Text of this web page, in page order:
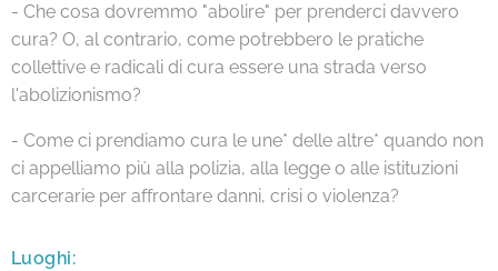
- Che cosa dovremmo "abolire" per prenderci davvero
cura? O, al contrario, come potrebbero le pratiche
collettive e radicali di cura essere una strada verso
l'abolizionismo?
- Come ci prendiamo cura le une* delle altre* quando non
ci appelliamo più alla polizia, alla legge o alle istituzioni
carcerarie per affrontare danni, crisi o violenza?
Luoghi: